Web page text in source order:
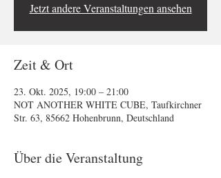
Jetzt andere Veranstaltungen ansehen
Zeit & Ort
23. Okt. 2025, 19:00 – 21:00
NOT ANOTHER WHITE CUBE, Taufkirchner
Str. 63, 85662 Hohenbrunn, Deutschland
Über die Veranstaltung